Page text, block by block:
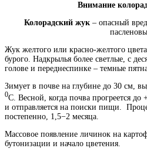
Внимание
Колорадский жук – опасный
Жук желтого или красно-желтого
бурого. Надкрылья более светлые, с
голове и переднеспинке – темные
Зимует в почве на глубине до 30 см,
0С. Весной, когда почва прогреется до
и отправляется на поиски пищи.
постепенно, 1,5−2 месяца.
Массовое появление личинок на
бутонизации и начало цветения.